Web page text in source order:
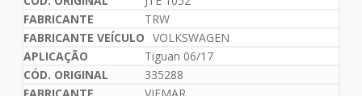
TRW
VOLKSWAGEN
Tiguan 06/17
335288